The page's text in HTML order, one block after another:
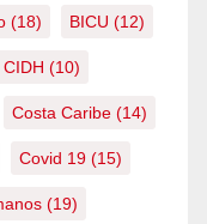
(18) BICU (12)
CIDH (10)
Costa Caribe (14)
Covid 19 (15)
(19)